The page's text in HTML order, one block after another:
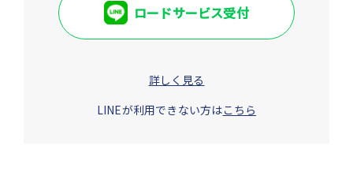
ロードサービス受付
詳しく見る
LINEが利用できない方はこちら